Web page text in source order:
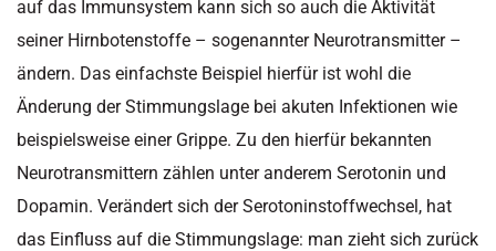
auf das Immunsystem kann sich so auch die Aktivität
seiner Hirnbotenstoffe – sogenannter Neurotransmitter –
ändern. Das einfachste Beispiel hierfür ist wohl die
Änderung der Stimmungslage bei akuten Infektionen wie
beispielsweise einer Grippe. Zu den hierfür bekannten
Neurotransmittern zählen unter anderem Serotonin und
Dopamin. Verändert sich der Serotoninstoffwechsel, hat
das Einfluss auf die Stimmungslage: man zieht sich zurück